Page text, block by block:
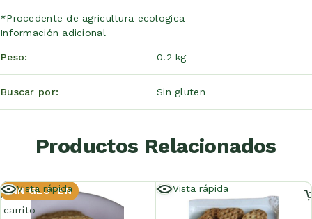
*Procedente de agricultura ecologica
Información adicional
Peso 0.2 kg
Buscar por Sin gluten
Productos Relacionados
SIN GLUTEN
Vista rápida
Añadir
al
carrito
Vista rápida